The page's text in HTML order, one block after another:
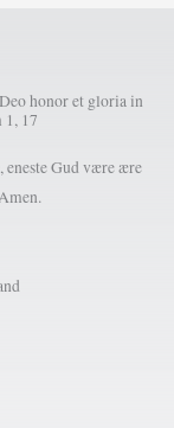
honor et gloria in
1, 17
eneste Gud være ære